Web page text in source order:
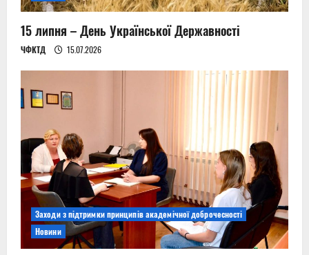
15 липня – День Української Державності
ЧФКТД 15.07.2026
Заходи з підтримки принципів академічної доброчесності
Новини